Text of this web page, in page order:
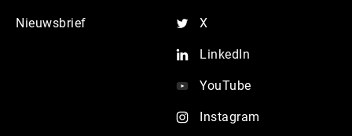
Nieuwsbrief X
LinkedIn
YouTube
Instagram